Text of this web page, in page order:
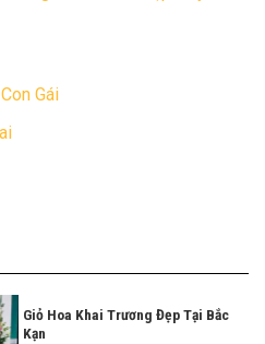
Gái
Giỏ Hoa Khai Trương Đẹp Tại Bắc
Kạn